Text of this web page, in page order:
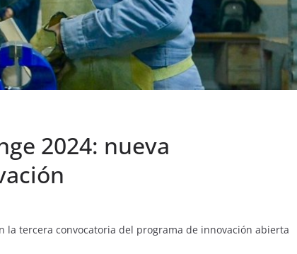
2024: nueva
la tercera convocatoria del programa de innovación abierta